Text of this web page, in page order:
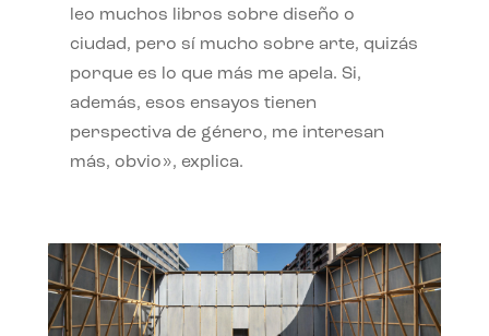
leo muchos libros sobre diseño o
ciudad, pero sí mucho sobre arte, quizás
porque es lo que más me apela. Si,
además, esos ensayos tienen
perspectiva de género, me interesan
más, obvio», explica.